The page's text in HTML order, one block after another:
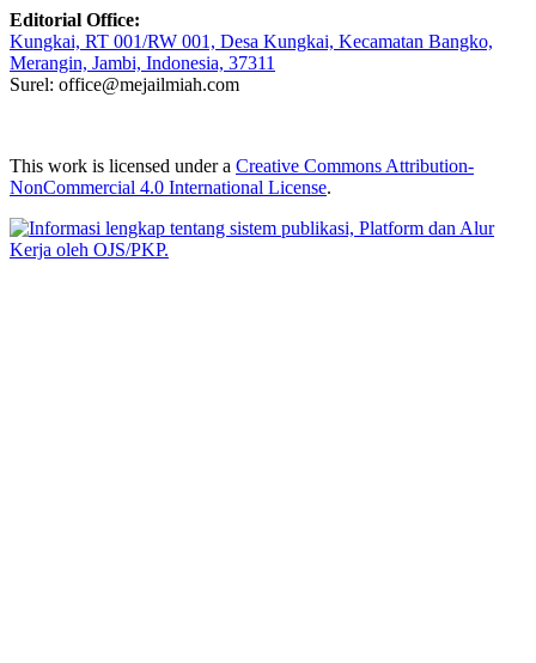
Editorial Office:
Kungkai, RT 001/RW 001, Desa Kungkai, Kecamatan Bangko,
Merangin, Jambi, Indonesia, 37311
Surel: office@mejailmiah.com
This work is licensed under a Creative Commons Attribution-
NonCommercial 4.0 International License.